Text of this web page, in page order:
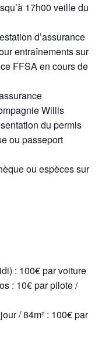
17h00 veille du
d’assurance
entraînements sur
FFSA en cours de
Willis
du permis
ou passeport
ou espèces sur
: 100€ par voiture
: 10€ par pilote /
/ 84m² : 100€ par